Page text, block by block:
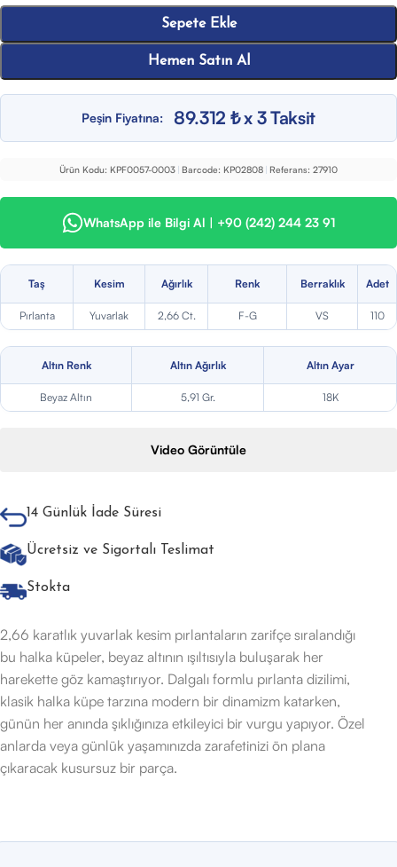
Sepete Ekle
Hemen Satın Al
Peşin Fiyatına: 89.312 ₺ x 3 Taksit
Ürün Kodu: KPF0057-0003 | Barcode: KP02808 | Referans: 27910
WhatsApp ile Bilgi Al | +90 (242) 244 23 91
Taş Kesim Ağırlık Renk Berraklık Adet
Pırlanta Yuvarlak 2,66 Ct. F-G VS 110
Altın Renk Altın Ağırlık Altın Ayar
Beyaz Altın 5,91 Gr. 18K
Video Görüntüle
14 Günlük İade Süresi
Ücretsiz ve Sigortalı Teslimat
Stokta
2,66 karatlık yuvarlak kesim pırlantaların zarifçe sıralandığı
bu halka küpeler, beyaz altının ışıltısıyla buluşarak her
harekette göz kamaştırıyor. Dalgalı formlu pırlanta dizilimi,
klasik halka küpe tarzına modern bir dinamizm katarken,
günün her anında şıklığınıza etkileyici bir vurgu yapıyor. Özel
anlarda veya günlük yaşamınızda zarafetinizi ön plana
çıkaracak kusursuz bir parça.